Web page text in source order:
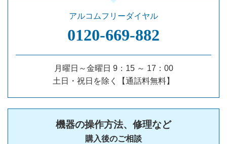
アルコムフリーダイヤル
0120‐669‐882
月曜日～金曜日 9：15 ～ 17：00
土日・祝日を除く【通話料無料】
機器の操作方法、修理など
購入後のご相談